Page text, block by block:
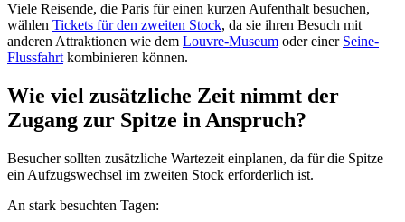
Viele Reisende, die Paris für einen kurzen Aufenthalt besuchen,
wählen Tickets für den zweiten Stock, da sie ihren Besuch mit
anderen Attraktionen wie dem Louvre-Museum oder einer Seine-
Flussfahrt kombinieren können.
Wie viel zusätzliche Zeit nimmt der
Zugang zur Spitze in Anspruch?
Besucher sollten zusätzliche Wartezeit einplanen, da für die Spitze
ein Aufzugswechsel im zweiten Stock erforderlich ist.
An stark besuchten Tagen: